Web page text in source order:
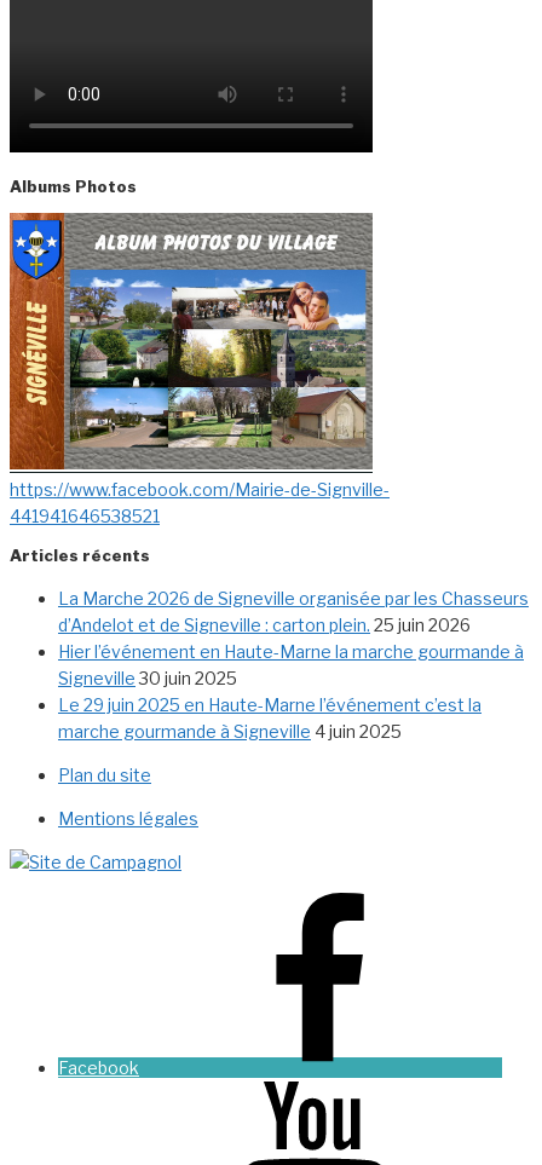
Albums Photos
https://www.facebook.com/Mairie-de-Signville-
441941646538521
Articles récents
La Marche 2026 de Signeville organisée par les Chasseurs
d’Andelot et de Signeville : carton plein. 25 juin 2026
Hier l’événement en Haute-Marne la marche gourmande à
Signeville 30 juin 2025
Le 29 juin 2025 en Haute-Marne l’événement c’est la
marche gourmande à Signeville 4 juin 2025
Plan du site
Mentions légales
Facebook